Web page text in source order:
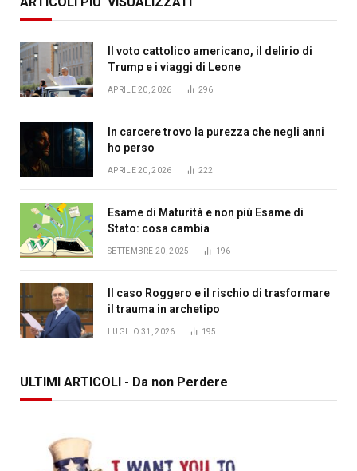
Il voto cattolico americano, il delirio di
Trump e i viaggi di Leone
APRILE 20, 2026 296
In carcere trovo la purezza che negli anni
ho perso
APRILE 20, 2026 222
Esame di Maturità e non più Esame di
Stato: cosa cambia
SETTEMBRE 20, 2025 196
Il caso Roggero e il rischio di trasformare
il trauma in archetipo
LUGLIO 31, 2026 195
ULTIMI ARTICOLI - Da non Perdere